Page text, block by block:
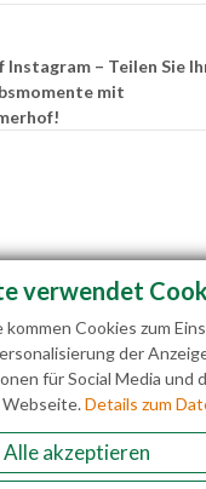
Instagram – Teilen Sie
mit
Lämmerhofweg
verwendet
Cookies zum
der
für Social Media und
Details zum
Alle akzeptieren